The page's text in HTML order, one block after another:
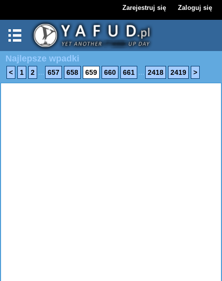
Zarejestruj się Zaloguj się
Najlepsze wpadki
< 1 2 ... 657 658 659 660 661 ... 2418 2419 >